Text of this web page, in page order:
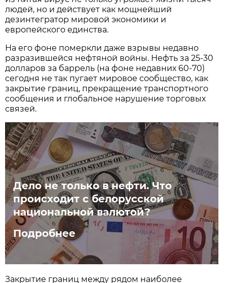
людей, но и действует как мощнейший
дезинтегратор мировой экономики и
европейского единства.
На его фоне померкли даже взрывы недавно
разразившейся нефтяной войны. Нефть за 25-30
долларов за баррель (на фоне недавних 60-70)
сегодня не так пугает мировое сообщество, как
закрытие границ, прекращение транспортного
сообщения и глобальное нарушение торговых
связей.
Дело не только в нефти. Что
происходит с белорусской
национальной валютой?
Подробнее
Закрытие границ между рядом наиболее